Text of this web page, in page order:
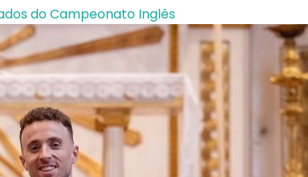
do Campeonato Inglês